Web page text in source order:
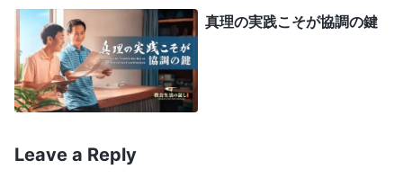
してやわたしが現在していることに気づいていない
からだ。だからこそわたしは言う。あなたは懸命に
働く年老いた農夫にも匹敵しない。人生というもの
を一切自覚していないにもかかわらず、天の祝福に
匹敵しないのだ。自分自身の人生について再考する
真理の実践こそが協調の鍵
Leave a Reply